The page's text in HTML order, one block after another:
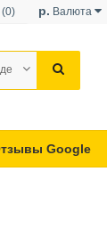
р. Валюта
(0)
Google